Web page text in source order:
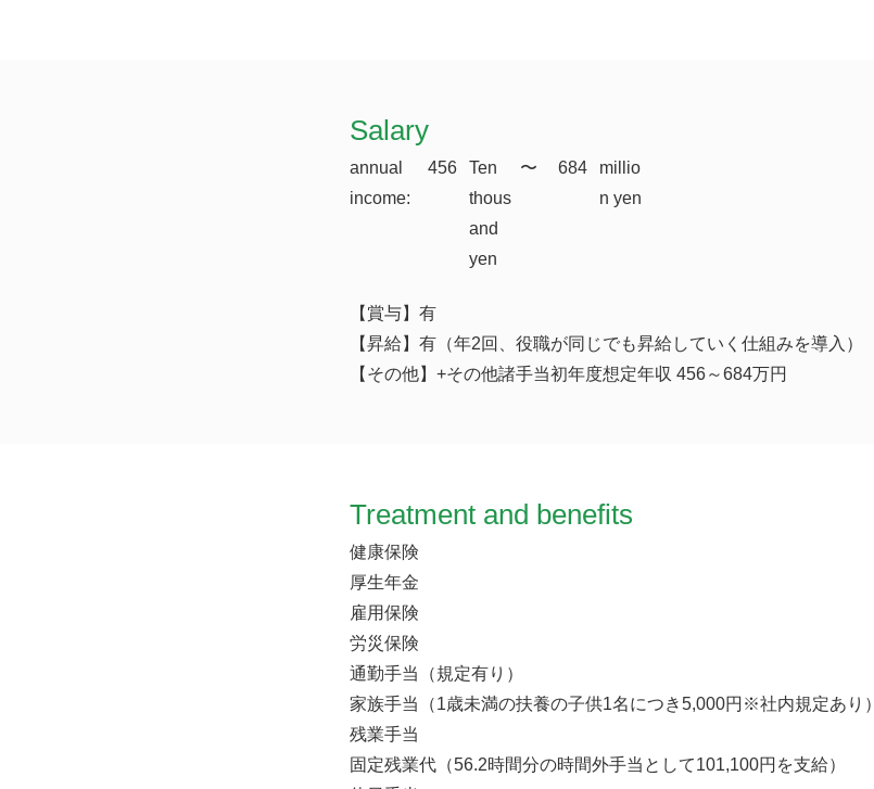
​Salary
annual
income:
456
Ten
thous
and
yen
​〜 684
millio
n yen
【賞与】有
【昇給】有（年2回、役職が同じでも昇給していく仕組みを導入）
【その他】+その他諸手当初年度想定年収 456～684万円
Treatment and benefits
健康保険
厚生年金
雇用保険
労災保険
通勤手当（規定有り）
家族手当（1歳未満の扶養の子供1名につき5,000円※社内規定あり）
残業手当
固定残業代（56.2時間分の時間外手当として101,100円を支給）